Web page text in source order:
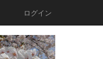
ログイン